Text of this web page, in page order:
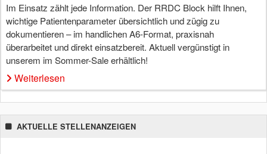
Im Einsatz zählt jede Information. Der RRDC Block hilft Ihnen,
wichtige Patientenparameter übersichtlich und zügig zu
dokumentieren – im handlichen A6-Format, praxisnah
überarbeitet und direkt einsatzbereit. Aktuell vergünstigt in
unserem im Sommer-Sale erhältlich!
Weiterlesen
AKTUELLE STELLENANZEIGEN